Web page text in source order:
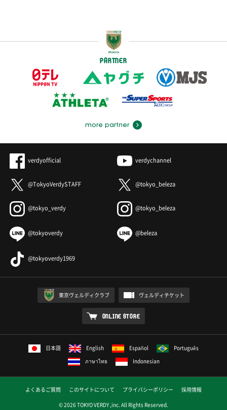
PARTNER
more partner
verdyofficial verdychannel
@TokyoVerdySTAFF @tokyo_beleza
@tokyo_verdy @tokyo_beleza
@tokyoverdy @beleza
@tokyoverdy1969
東京ヴェルディクラブ ヴェルディチケット
ONLINE STORE
日本語 English Español
Português
ภาษาไทย
Indonesian
よくあるご質問 このサイトについて プライバシーポリシー
採用情報
© 2026 TOKYO VERDY ,inc. All Rights Reserved.